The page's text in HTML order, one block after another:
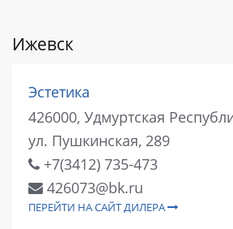
Ижевск
Эстетика
426000, Удмуртская
ул. Пушкинская, 289
+7(3412) 735-473
426073@bk.ru
ПЕРЕЙТИ НА САЙТ ДИЛЕРА